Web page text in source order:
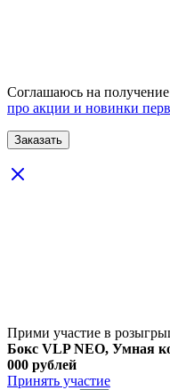
Соглашаюсь на
про акции и новинки
Прими участие в
Бокс VLP NEO, Умная
000 рублей
Принять участие